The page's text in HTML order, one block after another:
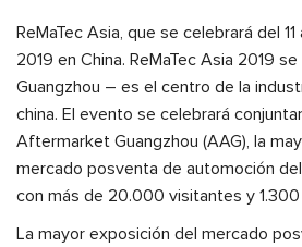
ReMaTec Asia, que se celebrará del
2019 en China. ReMaTec Asia 2019 se
Guangzhou – es el centro de la
china. El evento se celebrará
Aftermarket Guangzhou (AAG), la
mercado posventa de automoción
con más de 20.000 visitantes y
La mayor exposición del mercado